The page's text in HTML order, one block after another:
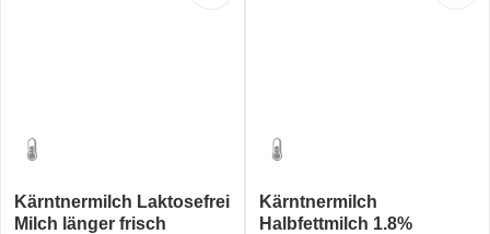
Kärntnermilch Laktosefrei
Milch länger frisch
Kärntnermilch
Halbfettmilch 1.8%